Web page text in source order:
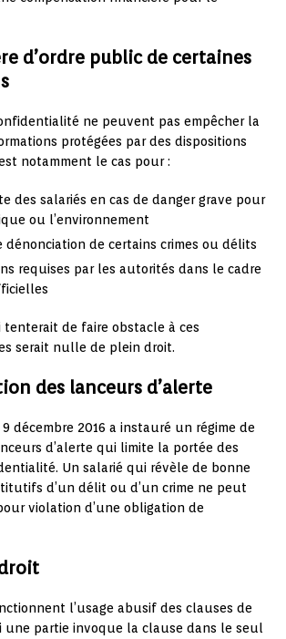
d’ordre public de certaines
ne peuvent pas empêcher la
protégées par des dispositions
notamment le cas pour :
des salariés en cas de danger grave pour
ou l’environnement
dénonciation de certains crimes ou délits
requises par les autorités dans le cadre
de faire obstacle à ces
serait nulle de plein droit.
des lanceurs d’alerte
décembre 2016 a instauré un régime de
d’alerte qui limite la portée des
Un salarié qui révèle de bonne
d’un délit ou d’un crime ne peut
violation d’une obligation de
droit
l’usage abusif des clauses de
une partie invoque la clause dans le seul